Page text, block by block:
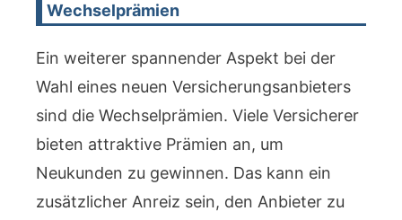
Wechselprämien
Ein weiterer spannender Aspekt bei der
Wahl eines neuen Versicherungsanbieters
sind die Wechselprämien. Viele Versicherer
bieten attraktive Prämien an, um
Neukunden zu gewinnen. Das kann ein
zusätzlicher Anreiz sein, den Anbieter zu